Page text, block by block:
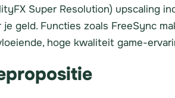
Super Resolution) upscaling
geld. Functies zoals FreeSync
hoge kwaliteit game-